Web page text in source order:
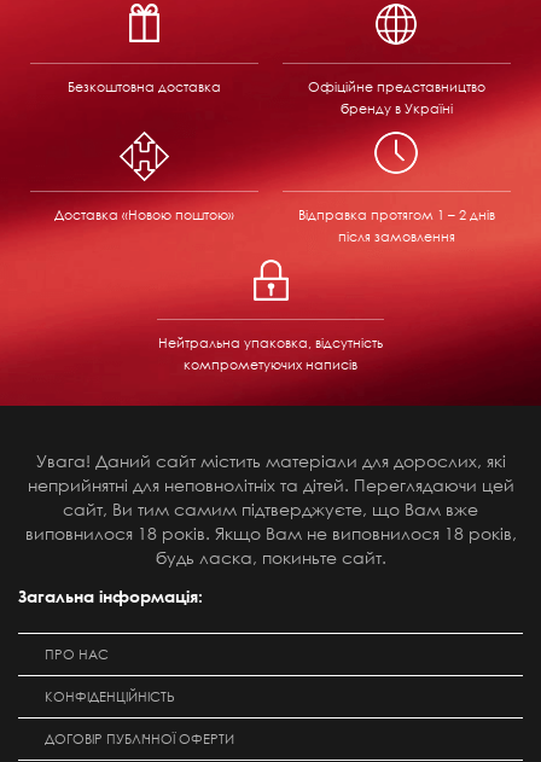
Безкоштовна доставка
Офіційне представництво
бренду в Україні
Доставка «Новою поштою» Відправка протягом 1 – 2 днів
після замовлення
Нейтральна упаковка, відсутність
компрометуючих написів
Увага! Даний сайт містить матеріали для дорослих, які
неприйнятні для неповнолітніх та дітей. Переглядаючи цей
сайт, Ви тим самим підтверджуєте, що Вам вже
виповнилося 18 років. Якщо Вам не виповнилося 18 років,
будь ласка, покиньте сайт.
Загальна інформація:
ПРО НАС
КОНФІДЕНЦІЙНІСТЬ
ДОГОВІР ПУБЛІЧНОЇ ОФЕРТИ